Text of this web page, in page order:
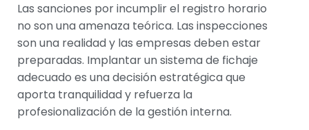
Las sanciones por incumplir el registro horario
no son una amenaza teórica. Las inspecciones
son una realidad y las empresas deben estar
preparadas. Implantar un sistema de fichaje
adecuado es una decisión estratégica que
aporta tranquilidad y refuerza la
profesionalización de la gestión interna.